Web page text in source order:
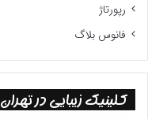
رپورتاژ
فانوس بلاگ
کلینیک زیبایی در تهران